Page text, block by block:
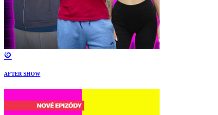
AFTER SHOW